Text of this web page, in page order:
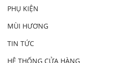
PHỤ KIỆN
MÙI HƯƠNG
TIN TỨC
HỆ THỐNG CỬA HÀNG